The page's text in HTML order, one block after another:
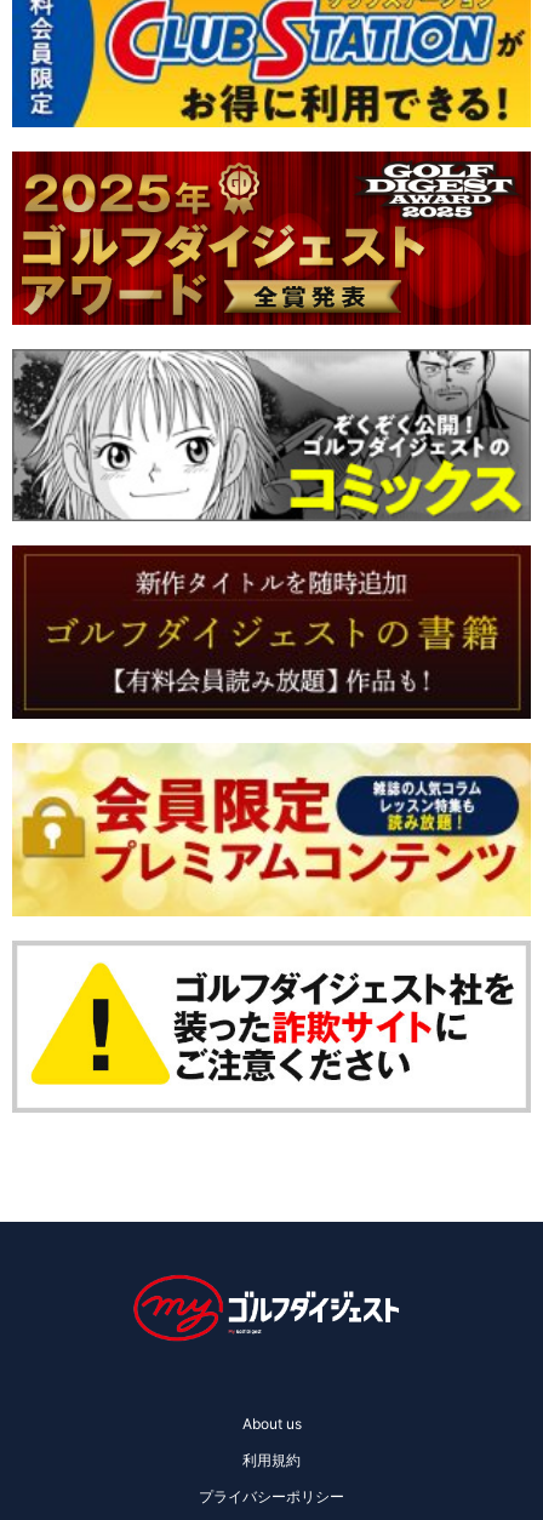
About us
利用規約
プライバシーポリシー